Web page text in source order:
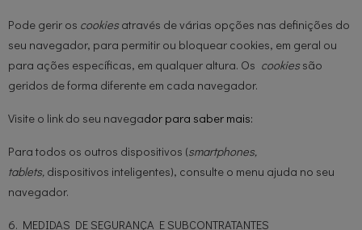
Pode gerir os cookiesatravés de várias opções nas definições do
seu navegador, para permitir ou bloquear cookies, em geral ou
para ações específicas, em qualquer altura. Os cookiessão
geridos de forma diferente em cada navegador.
Visite o link do seu navegador para saber mais:
Para todos os outros dispositivos (smartphones,
tablets, dispositivos inteligentes), consulte o menu ajuda no seu
navegador.
6. MEDIDAS DE SEGURANÇA E SUBCONTRATANTES